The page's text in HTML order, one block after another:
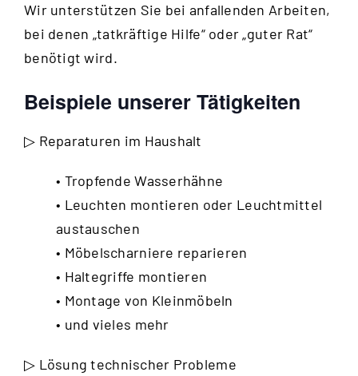
Wir unterstützen Sie bei anfallenden Arbeiten,
bei denen „tatkräftige Hilfe“ oder „guter Rat“
benötigt wird.
Beispiele unserer Tätigkeiten
▷ Reparaturen im Haushalt
• Tropfende Wasserhähne
• Leuchten montieren oder Leuchtmittel
austauschen
• Möbelscharniere reparieren
• Haltegriffe montieren
• Montage von Kleinmöbeln
• und vieles mehr
▷ Lösung technischer Probleme